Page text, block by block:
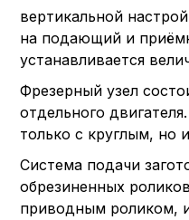
вертикальной
на подающий и
устанавливается
Фрезерный узел
отдельного
только с круглым,
Система подачи
обрезиненных
приводным роликом,